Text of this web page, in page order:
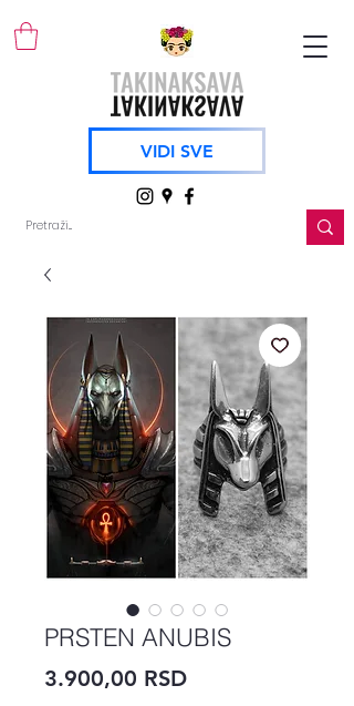
VIDI SVE
PRSTEN ANUBIS
3.900,00 RSDPrice